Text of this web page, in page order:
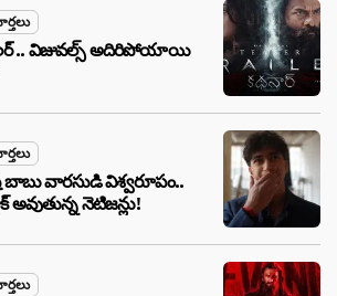
.. విజువల్స్ అదిరిపోయాయి
వారసుడి విశ్వరూపం..
నెటిజన్లు!